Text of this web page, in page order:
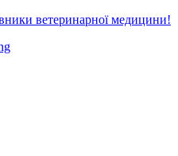
ветеринарної медицини!